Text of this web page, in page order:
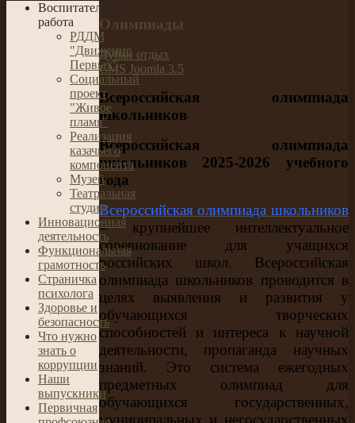
Олимпиады
Дубаи отдых
CMS Joomla 3.5
Всероссийская олимпиада
школьников
Всероссийская олимпиада
школьников 2025-2026 учебного
года
Всероссийская олимпиада школьников
– крупнейшее интеллектуальное
соревнование для учащихся
российских школ. Всероссийская
олимпиада школьников проводится в
целях выявления и развития у
обучающихся творческих
способностей и интереса к научной
деятельности, пропаганда научных
знаний. Это система ежегодных
предметных олимпиад для
обучающихся государственных,
Воспитательная
работа
РДДМ
"Движение
Первых"
Социальный
проект
"Живое
пламя"
Реализация
казачьего
компонента
Музей
Театральная
студия
Инновационная
деятельность
Функциональная
грамотность
Страничка
психолога
Здоровье и
безопасность
Что нужно
знать о
коррупции
Наши
выпускники
Первичная